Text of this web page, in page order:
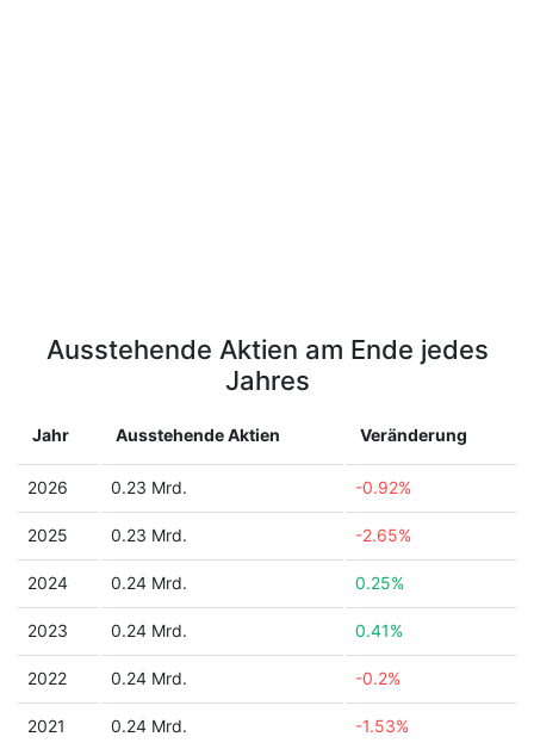
Ausstehende Aktien am Ende jedes
Jahres
Jahr Ausstehende Aktien Veränderung
2026 0.23 Mrd. -0.92%
2025 0.23 Mrd. -2.65%
2024 0.24 Mrd. 0.25%
2023 0.24 Mrd. 0.41%
2022 0.24 Mrd. -0.2%
2021 0.24 Mrd. -1.53%